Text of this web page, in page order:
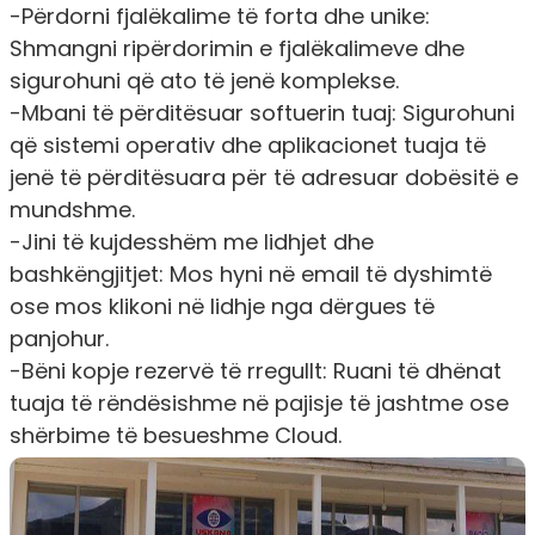
-Përdorni fjalëkalime të forta dhe unike:
Shmangni ripërdorimin e fjalëkalimeve dhe
sigurohuni që ato të jenë komplekse.
-Mbani të përditësuar softuerin tuaj: Sigurohuni
që sistemi operativ dhe aplikacionet tuaja të
jenë të përditësuara për të adresuar dobësitë e
mundshme.
-Jini të kujdesshëm me lidhjet dhe
bashkëngjitjet: Mos hyni në email të dyshimtë
ose mos klikoni në lidhje nga dërgues të
panjohur.
-Bëni kopje rezervë të rregullt: Ruani të dhënat
tuaja të rëndësishme në pajisje të jashtme ose
shërbime të besueshme Cloud.